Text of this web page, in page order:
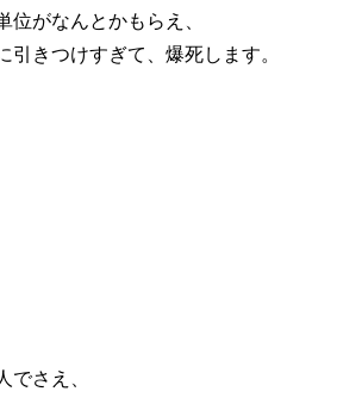
位がなんとかもらえ、
引きつけすぎて、爆死します。
でさえ、